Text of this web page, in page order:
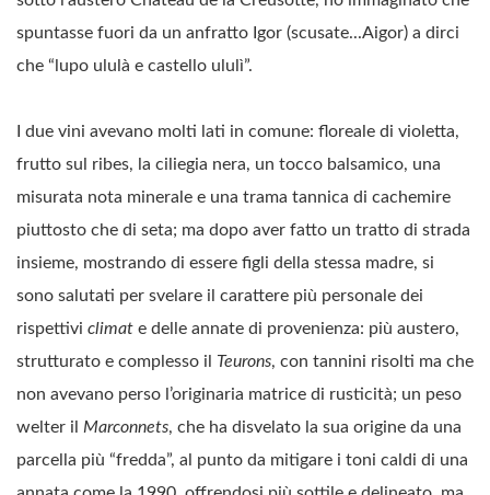
spuntasse fuori da un anfratto Igor (scusate...Aigor) a dirci
che “lupo ululà e castello ululì”.
I due vini avevano molti lati in comune: floreale di violetta,
frutto sul ribes, la ciliegia nera, un tocco balsamico, una
misurata nota minerale e una trama tannica di cachemire
piuttosto che di seta; ma dopo aver fatto un tratto di strada
insieme, mostrando di essere figli della stessa madre, si
sono salutati per svelare il carattere più personale dei
rispettivi climat e delle annate di provenienza: più austero,
strutturato e complesso il Teurons, con tannini risolti ma che
non avevano perso l’originaria matrice di rusticità; un peso
welter il Marconnets, che ha disvelato la sua origine da una
parcella più “fredda”, al punto da mitigare i toni caldi di una